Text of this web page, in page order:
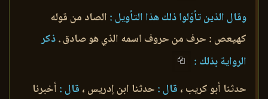
وقال الذين تأوّلوا ذلك هذا التأويل : الصاد من قوله
كهيعص : حرف من حروف اسمه الذي هو صادق .ذكر
الرواية بذلك :
حدثنا أبو كريب ، قال : حدثنا ابن إدريس ، قال : أخبرنا